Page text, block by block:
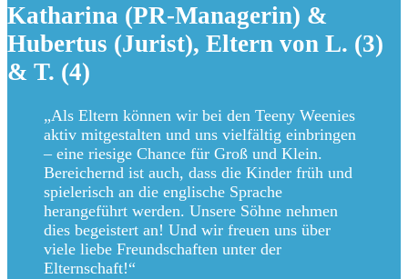
Katharina (PR-Managerin) &
Hubertus (Jurist), Eltern von L. (3)
& T. (4)
„Als Eltern können wir bei den Teeny Weenies
aktiv mitgestalten und uns vielfältig einbringen
– eine riesige Chance für Groß und Klein.
Bereichernd ist auch, dass die Kinder früh und
spielerisch an die englische Sprache
herangeführt werden. Unsere Söhne nehmen
dies begeistert an! Und wir freuen uns über
viele liebe Freundschaften unter der
Elternschaft!“